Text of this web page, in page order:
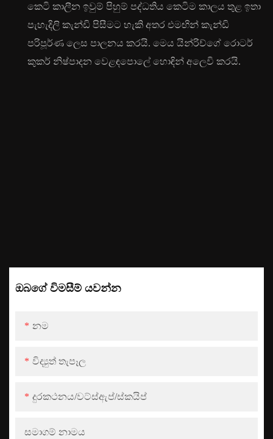
ඔබගේ විමසීම් යවන්න
නම
විද්‍යුත් තැපෑල
දුරකථනය/වට්ස්ඇප්/ස්කයිප්
සමාගම් නාමය
කෙටි කාලීන ඉවුම් පිහුම් පද්ධතිය කෙටිම කාලය තුළ ඉතා
පැහැදිලි කැන්ඩි පිසීමට හැකි අතර එමඟින් කැන්ඩි
පරිපූර්ණ ලෙස පාලනය කරයි. මෙය යින්රිච්ගේ රොටර්
කුකර් නිෂ්පාදන වෙළඳපොලේ හොඳින් අලෙවි කරයි.